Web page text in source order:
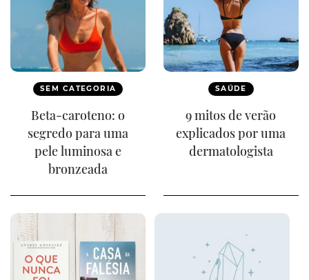
SEM CATEGORIA
Beta-caroteno: o
segredo para uma
pele luminosa e
bronzeada
SAÚDE
9 mitos de verão
explicados por uma
dermatologista